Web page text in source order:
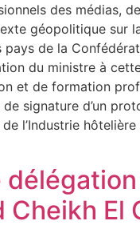
des médias,
géopolitique sur
de la
du ministre à
et de formation
signature d’un
l’Industrie
El